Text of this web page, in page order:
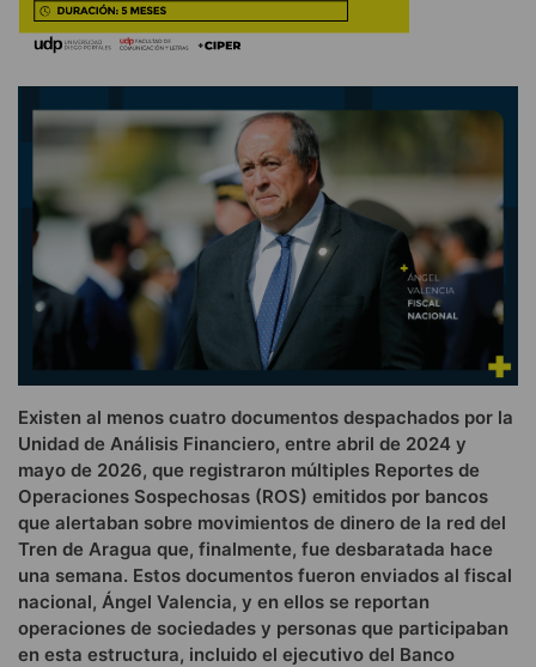
Existen al menos cuatro documentos despachados por la
Unidad de Análisis Financiero, entre abril de 2024 y
mayo de 2026, que registraron múltiples Reportes de
Operaciones Sospechosas (ROS) emitidos por bancos
que alertaban sobre movimientos de dinero de la red del
Tren de Aragua que, finalmente, fue desbaratada hace
una semana. Estos documentos fueron enviados al fiscal
nacional, Ángel Valencia, y en ellos se reportan
operaciones de sociedades y personas que participaban
en esta estructura, incluido el ejecutivo del Banco